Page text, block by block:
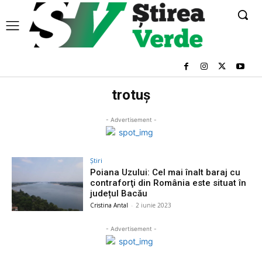
trotuș
- Advertisement -
Știri
Poiana Uzului: Cel mai înalt baraj cu
contraforţi din România este situat în
județul Bacău
Cristina Antal - 2 iunie 2023
- Advertisement -